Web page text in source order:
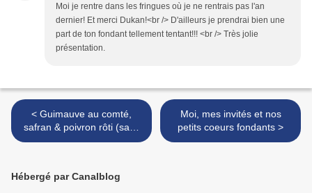
Moi je rentre dans les fringues où je ne rentrais pas l'an
dernier! Et merci Dukan!<br /> D'ailleurs je prendrai bien une
part de ton fondant tellement tentant!!! <br /> Très jolie
présentation.
< Guimauve au comté,
safran & poivron rôti (sans
gélatine) ... on ne se refait
Moi, mes invités et nos
petits coeurs fondants >
Hébergé par Canalblog